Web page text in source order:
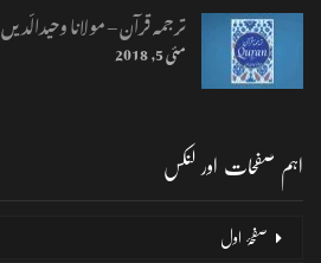
ترجمہ قرآن – مولانا وحیدالّدیں
مئی 5, 2018
اہم صفحات اور لنکس
صفحۂ اول